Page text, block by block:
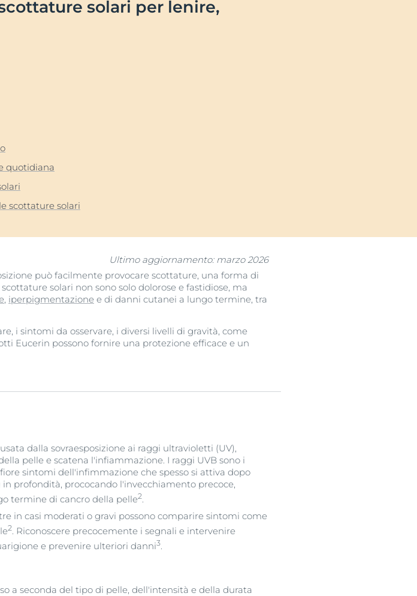
Prodotti
anti-macchie
Siero Tripla Azione
Guarda tutti i prodotti
solari per lenire,
quotidiana
scottature solari
Ultimo aggiornamento: marzo 2026
può facilmente provocare scottature, una forma di
scottature solari non sono solo dolorose e fastidiose, ma
, iperpigmentazione e di danni cutanei a lungo termine, tra
i sintomi da osservare, i diversi livelli di gravità, come
Eucerin possono fornire una protezione efficace e un
dalla sovraesposizione ai raggi ultravioletti (UV),
pelle e scatena l'infiammazione. I raggi UVB sono i
sintomi dell'infimmazione che spesso si attiva dopo
profondità, prococando l'invecchiamento precoce,
termine di cancro della pelle2.
in casi moderati o gravi possono comparire sintomi come
2. Riconoscere precocemente i segnali e intervenire
e prevenire ulteriori danni3.
a seconda del tipo di pelle, dell'intensità e della durata